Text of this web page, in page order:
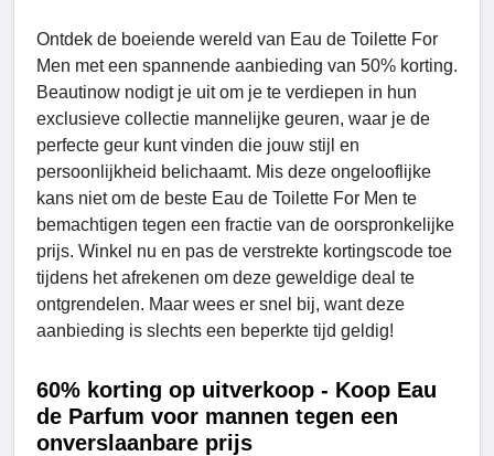
Ontdek de boeiende wereld van Eau de Toilette For
Men met een spannende aanbieding van 50% korting.
Beautinow nodigt je uit om je te verdiepen in hun
exclusieve collectie mannelijke geuren, waar je de
perfecte geur kunt vinden die jouw stijl en
persoonlijkheid belichaamt. Mis deze ongelooflijke
kans niet om de beste Eau de Toilette For Men te
bemachtigen tegen een fractie van de oorspronkelijke
prijs. Winkel nu en pas de verstrekte kortingscode toe
tijdens het afrekenen om deze geweldige deal te
ontgrendelen. Maar wees er snel bij, want deze
aanbieding is slechts een beperkte tijd geldig!
60% korting op uitverkoop - Koop Eau
de Parfum voor mannen tegen een
onverslaanbare prijs